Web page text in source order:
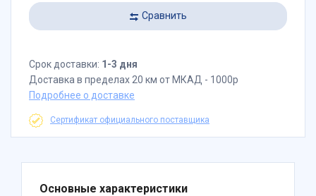
Сравнить
Срок доставки: 1-3 дня
Доставка в пределах 20 км от МКАД - 1000р
Подробнее о доставке
Сертификат официального поставщика
Основные характеристики